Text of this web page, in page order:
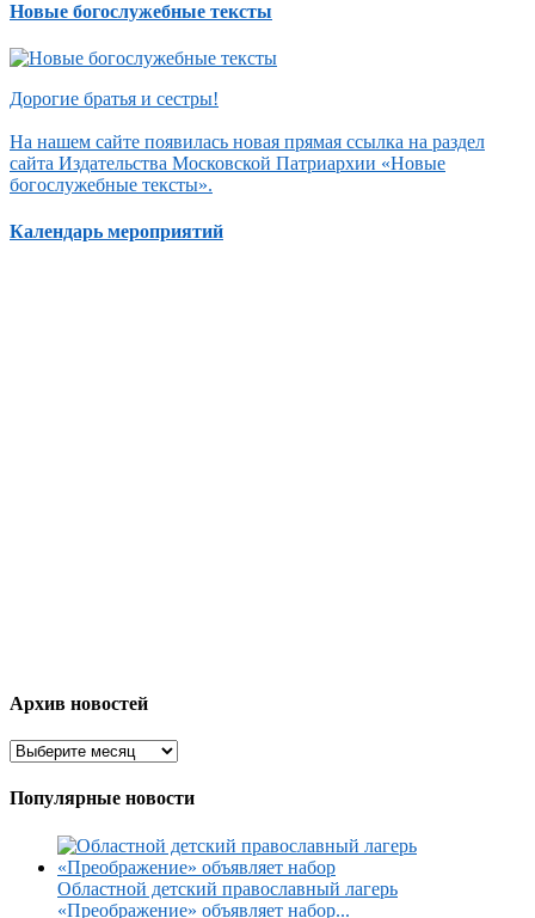
Новые богослужебные тексты
Дорогие братья и сестры!
На нашем сайте появилась новая прямая ссылка на раздел
сайта Издательства Московской Патриархии «Новые
богослужебные тексты».
Календарь мероприятий
Архив новостей
Популярные новости
Областной детский православный лагерь
«Преображение» объявляет набор...